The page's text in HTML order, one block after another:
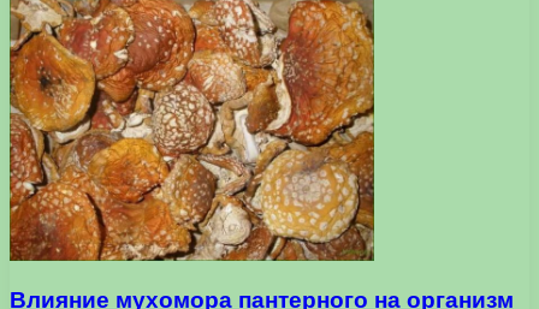
Влияние мухомора пантерного на организм